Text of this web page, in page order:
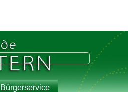
Bürgerservice